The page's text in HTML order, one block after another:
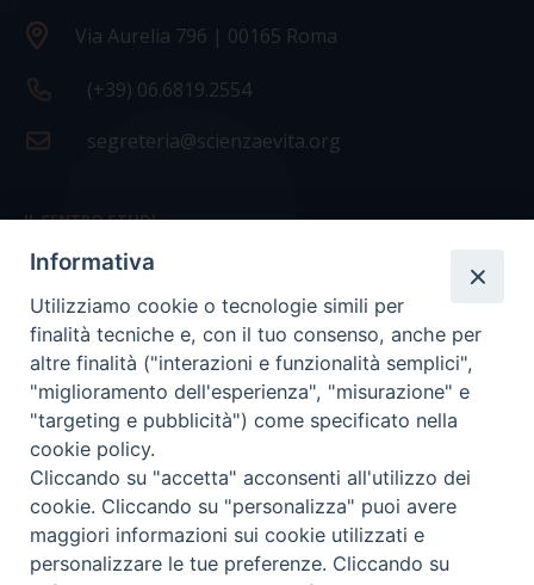
Via Aurelia 796 | 00165 Roma
(+39) 06.6819.2554
segreteria@scienzaevita.org
IL CENTRO STUDI
La nostra storia
Statuto
Presidenza e ufficio presidenza
Consiglio scientifico
Coordinamento nazionale
Informativa
Utilizziamo cookie o tecnologie simili per
finalità tecniche e, con il tuo consenso, anche per
altre finalità ("interazioni e funzionalità semplici",
"miglioramento dell'esperienza", "misurazione" e
"targeting e pubblicità") come specificato nella
cookie policy.
Cliccando su "accetta" acconsenti all'utilizzo dei
cookie. Cliccando su "personalizza" puoi avere
maggiori informazioni sui cookie utilizzati e
personalizzare le tue preferenze. Cliccando su